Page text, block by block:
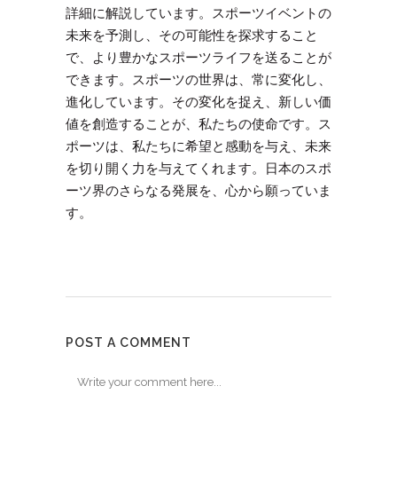
詳細に解説しています。スポーツイベントの
未来を予測し、その可能性を探求すること
で、より豊かなスポーツライフを送ることが
できます。スポーツの世界は、常に変化し、
進化しています。その変化を捉え、新しい価
値を創造することが、私たちの使命です。ス
ポーツは、私たちに希望と感動を与え、未来
を切り開く力を与えてくれます。日本のスポ
ーツ界のさらなる発展を、心から願っていま
す。
POST A COMMENT